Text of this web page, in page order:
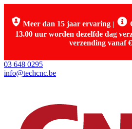
Meer dan 15 jaar ervaring
13.00 uur worden dezelfde dag
verzending vanaf
03 648 0295
info@techcnc.be